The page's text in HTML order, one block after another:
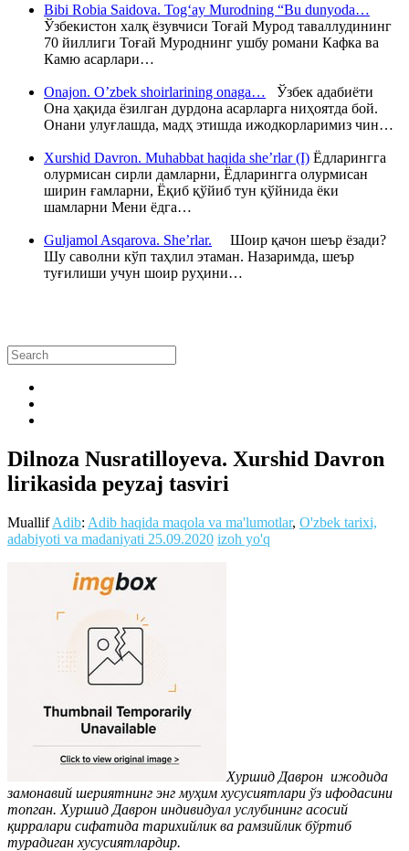
Bibi Robia Saidova. Tog‘ay Murodning “Bu dunyoda…
Ўзбекистон халқ ёзувчиси Тоғай Мурод таваллудининг
70 йиллиги Тоғай Муроднинг ушбу романи Кафка ва
Камю асарлари…
Onajon. O’zbek shoirlarining onaga… Ўзбек адабиёти
Она ҳақида ёзилган дурдона асарларга ниҳоятда бой.
Онани улуғлашда, мадҳ этишда ижодкорларимиз чин…
Xurshid Davron. Muhabbat haqida she’rlar (I) Ёдларингга
олурмисан сирли дамларни, Ёдларингга олурмисан
ширин ғамларни, Ёқиб қўйиб тун қўйнида ёки
шамларни Мени ёдга…
Guljamol Asqarova. She’rlar. Шоир қачон шеър ёзади?
Шу саволни кўп таҳлил этаман. Назаримда, шеър
туғилиши учун шоир руҳини…
Dilnoza Nusratilloyeva. Xurshid Davron
lirikasida peyzaj tasviri
MuallifAdib: Adib haqida maqola va ma'lumotlar, O'zbek tarixi,
adabiyoti va madaniyati 25.09.2020 izoh yo'q
Хуршид Даврон ижодида
замонавий шериятнинг энг муҳим хусусиятлари ўз ифодасини
топган. Хуршид Даврон индивидуал услубининг асосий
қирралари сифатида тарихийлик ва рамзийлик бўртиб
турадиган хусусиятлардир.